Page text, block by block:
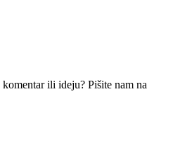
ili ideju? Pišite nam na